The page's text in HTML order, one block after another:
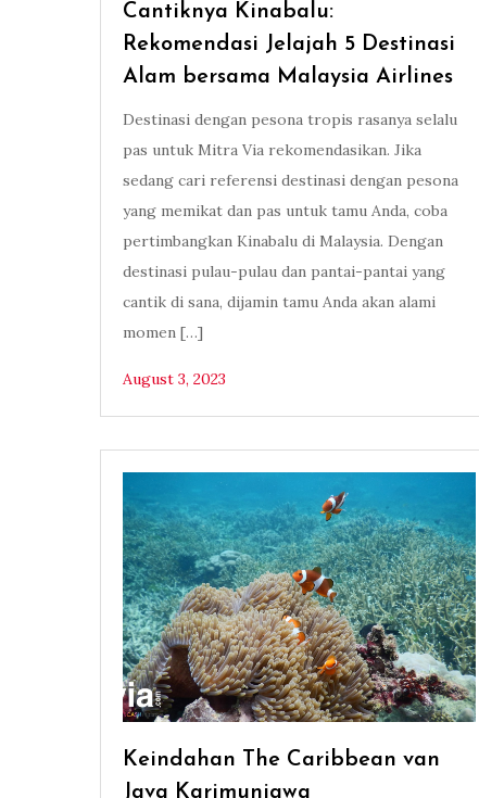
Cantiknya Kinabalu:
Rekomendasi Jelajah 5 Destinasi
Alam bersama Malaysia Airlines
Destinasi dengan pesona tropis rasanya selalu
pas untuk Mitra Via rekomendasikan. Jika
sedang cari referensi destinasi dengan pesona
yang memikat dan pas untuk tamu Anda, coba
pertimbangkan Kinabalu di Malaysia. Dengan
destinasi pulau-pulau dan pantai-pantai yang
cantik di sana, dijamin tamu Anda akan alami
momen […]
August 3, 2023
Keindahan The Caribbean van
Java Karimunjawa